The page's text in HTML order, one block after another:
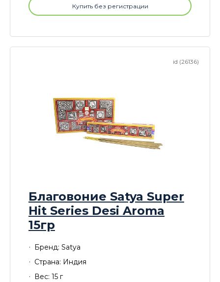
Купить без регистрации
id (26136)
Благовоние Satya Super
Hit Series Desi Aroma
15гр
Бренд: Satya
Страна: Индия
Вес: 15 г